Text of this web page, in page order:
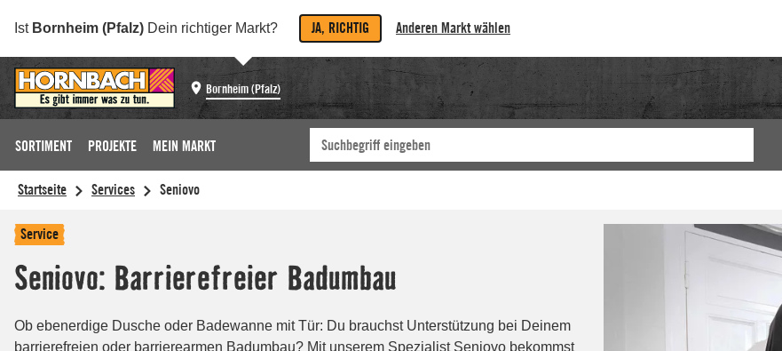
Ist Bornheim (Pfalz) Dein richtiger Markt? JA, RICHTIG Anderen Markt wählen
Bornheim (Pfalz)
SORTIMENT PROJEKTE MEIN MARKT